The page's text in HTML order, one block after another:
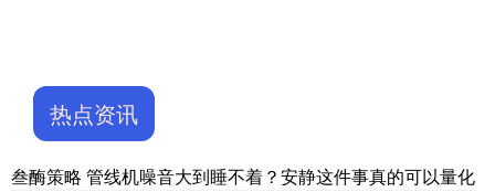
热点资讯
叁酶策略 管线机噪音大到睡不着？安静这件事真的可以量化